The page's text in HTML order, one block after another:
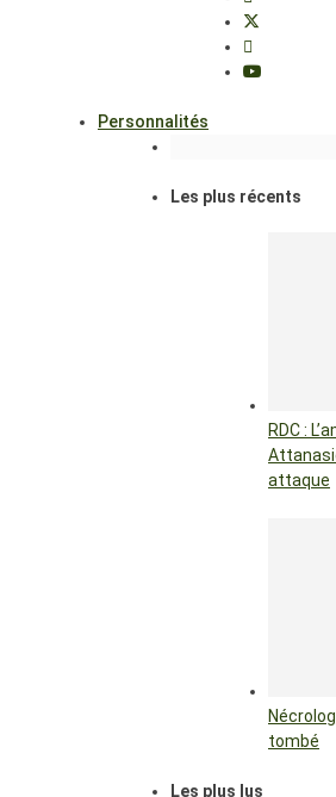
Personnalités
Les plus récents
RDC :
attaque
tombé
Les plus lus